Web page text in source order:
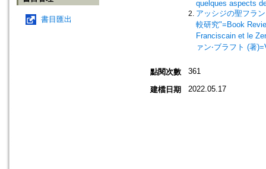
書目匯出
quelques aspects
アッシジの聖フラ
較研究"=Book
Franciscain et le
ァン‧ブラフト (著
點閱次數 361
建檔日期 2022.05.17